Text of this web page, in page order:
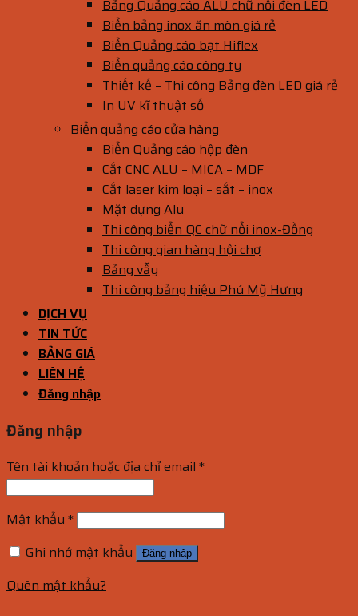
Bảng Quảng cáo ALU chữ nổi đèn LED
Biển bảng inox ăn mòn giá rẻ
Biển Quảng cáo bạt Hiflex
Biển quảng cáo công ty
Thiết kế – Thi công Bảng đèn LED giá rẻ
In UV kĩ thuật số
Biển quảng cáo cửa hàng
Biển Quảng cáo hộp đèn
Cắt CNC ALU – MICA – MDF
Cắt laser kim loại – sắt – inox
Mặt dựng Alu
Thi công biển QC chữ nổi inox-Đồng
Thi công gian hàng hội chợ
Bảng vẫy
Thi công bảng hiệu Phú Mỹ Hưng
DỊCH VỤ
TIN TỨC
BẢNG GIÁ
LIÊN HỆ
Đăng nhập
Đăng nhập
Tên tài khoản hoặc địa chỉ email *
Mật khẩu *
Ghi nhớ mật khẩu
Đăng nhập
Quên mật khẩu?